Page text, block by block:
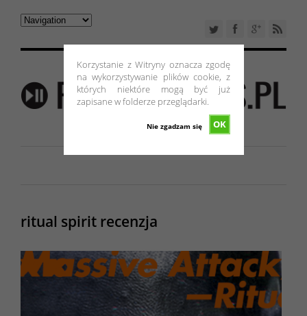
Korzystanie z Witryny oznacza zgodę
na wykorzystywanie plików cookie, z
których niektóre mogą być już
zapisane w folderze przeglądarki.
OK
Nie zgadzam się
ritual spirit recenzja